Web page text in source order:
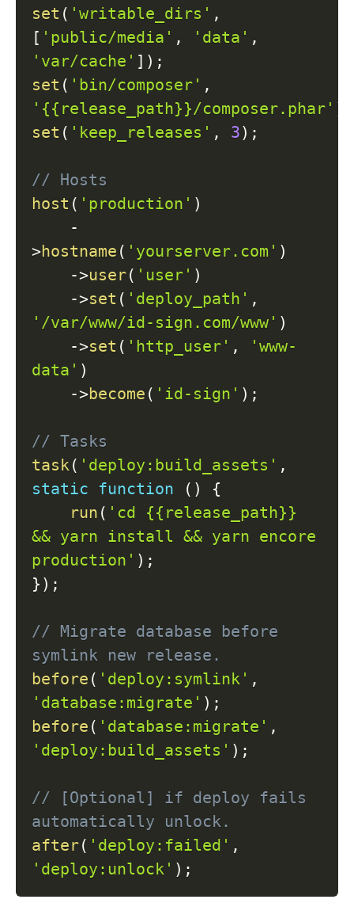
set ( 'writable_dirs' ,
[ 'public/media' , 'data' ,
'var/cache' ] ) ;
set ( 'bin/composer' ,
'{{release_path}}/composer.phar' )
set ( 'keep_releases' , 3) ;
// Hosts
host ( 'production' )
-
>hostname ( 'yourserver.com' )
->user( 'user' )
->set ( 'deploy_path' ,
'/var/www/id-sign.com/www' )
->set ( 'http_user' ,
'www-
data' )
->become ( 'id-sign' ) ;
// Tasks
task( 'deploy:build_assets' ,
static
function ( )
{
run ( 'cd {{release_path}}
&& yarn install && yarn encore
production' ) ;
} ) ;
// Migrate database before
symlink new release.
before ( 'deploy:symlink' ,
'database:migrate' ) ;
before ( 'database:migrate' ,
'deploy:build_assets' ) ;
// [Optional] if deploy fails
automatically unlock.
after( 'deploy:failed' ,
'deploy:unlock' ) ;